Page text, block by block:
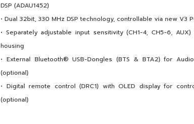
DSP (ADAU1452)
• Dual 32bit, 330 MHz DSP technology, controllable via new V3
• Separately adjustable input sensitivity (CH1-4, CH5-6,
housing
• External Bluetooth® USB-Dongles (BTS & BTA2) for
(optional)
• Digital remote control (DRC1) with OLED display for
(optional)